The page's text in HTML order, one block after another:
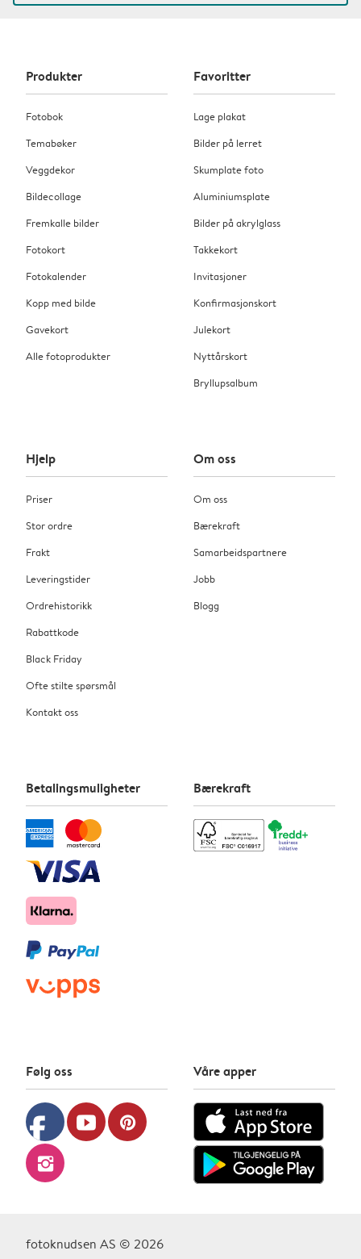
Produkter
Fotobok
Temabøker
Veggdekor
Bildecollage
Fremkalle bilder
Fotokort
Fotokalender
Kopp med bilde
Gavekort
Alle fotoprodukter
Favoritter
Lage plakat
Bilder på lerret
Skumplate foto
Aluminiumsplate
Bilder på akrylglass
Takkekort
Invitasjoner
Konfirmasjonskort
Julekort
Nyttårskort
Bryllupsalbum
Hjelp
Priser
Stor ordre
Frakt
Leveringstider
Ordrehistorikk
Rabattkode
Black Friday
Ofte stilte spørsmål
Kontakt oss
Om oss
Om oss
Bærekraft
Samarbeidspartnere
Jobb
Blogg
Betalingsmuligheter Bærekraft
Følg oss
facebook youtube pinterest
instagram
Våre apper
fotoknudsen AS © 2026